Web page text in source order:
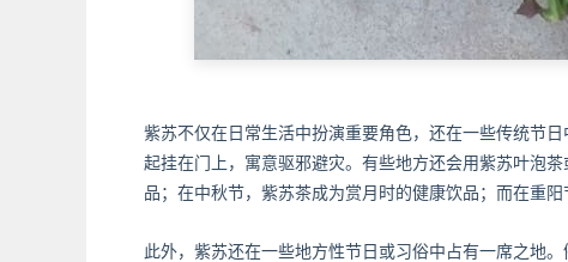
紫苏不仅在日常生活中扮演重要角色，还在一些传统节
起挂在门上，寓意驱邪避灾。有些地方还会用紫苏叶泡
品；在中秋节，紫苏茶成为赏月时的健康饮品；而在重
此外，紫苏还在一些地方性节日或习俗中占有一席之地